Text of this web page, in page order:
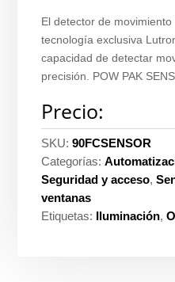
El detector de
tecnología exclusiva
capacidad de detectar
precisión. POW PAK
Precio:
SKU:90FCSENSOR
Categorías:
Seguridad y acceso,
ventanas
Etiquetas: Iluminación,